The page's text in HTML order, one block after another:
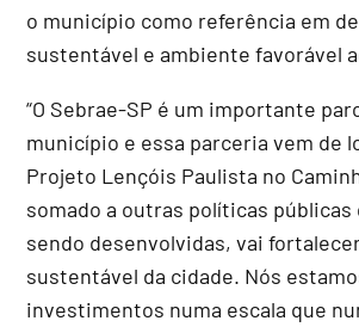
o município como referência em
sustentável e ambiente favorável
“O Sebrae-SP é um importante
município e essa parceria vem de
Projeto Lençóis Paulista no
somado a outras políticas públicas
sendo desenvolvidas, vai
sustentável da cidade. Nós
investimentos numa escala que